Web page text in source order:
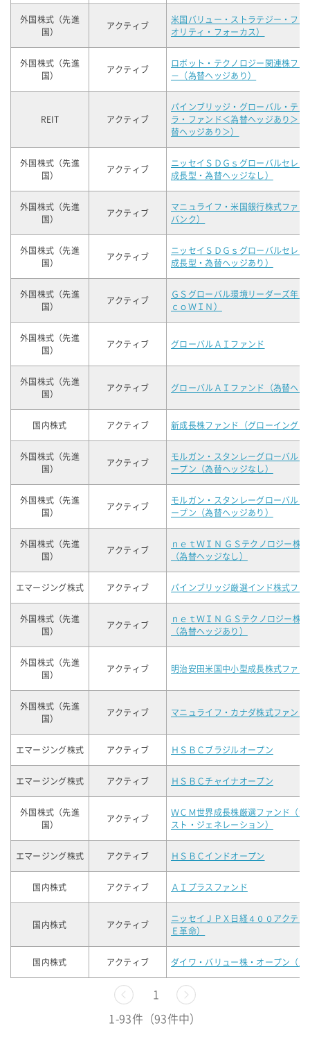
外国株式（先進
国）
アクティブ
米国バリュー・ストラテジー・ファ
オリティ・フォーカス）
外国株式（先進
国）
アクティブ
ロボット・テクノロジー関連株フ
－（為替ヘッジあり）
REIT アクティブ
パインブリッジ・グローバル・テ
ラ・ファンド＜為替ヘッジあり＞
替ヘッジあり＞）
外国株式（先進
国）
アクティブ
ニッセイＳＤＧｓグローバルセレ
成長型・為替ヘッジなし）
外国株式（先進
国）
アクティブ
マニュライフ・米国銀行株式ファ
バンク）
外国株式（先進
国）
アクティブ
ニッセイＳＤＧｓグローバルセレ
成長型・為替ヘッジあり）
外国株式（先進
国）
アクティブ
ＧＳグローバル環境リーダーズ年
ｃｏＷＩＮ）
外国株式（先進
国）
アクティブ グローバルＡＩファンド
外国株式（先進
国）
アクティブ グローバルＡＩファンド（為替ヘッ
国内株式 アクティブ 新成長株ファンド（グローイング・
外国株式（先進
国）
アクティブ
モルガン・スタンレーグローバル
ープン（為替ヘッジなし）
外国株式（先進
国）
アクティブ
モルガン・スタンレーグローバル
ープン（為替ヘッジあり）
外国株式（先進
国）
アクティブ
ｎｅｔＷＩＮ ＧＳテクノロジー株
（為替ヘッジなし）
エマージング株式 アクティブ パインブリッジ厳選インド株式ファ
外国株式（先進
国）
アクティブ
ｎｅｔＷＩＮ ＧＳテクノロジー株
（為替ヘッジあり）
外国株式（先進
国）
アクティブ 明治安田米国中小型成長株式ファン
外国株式（先進
国）
アクティブ マニュライフ・カナダ株式ファンド
エマージング株式 アクティブ ＨＳＢＣブラジルオープン
エマージング株式 アクティブ ＨＳＢＣチャイナオープン
外国株式（先進
国）
アクティブ
ＷＣＭ世界成長株厳選ファンド（資
スト・ジェネレーション）
エマージング株式 アクティブ ＨＳＢＣインドオープン
国内株式 アクティブ ＡＩプラスファンド
国内株式 アクティブ
ニッセイＪＰＸ日経４００アクテ
Ｅ革命）
国内株式 アクティブ ダイワ・バリュー株・オープン（底
前へ1次へ
1-93件（93件中）